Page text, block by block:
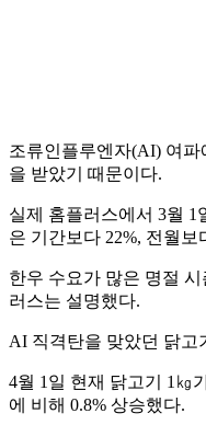
조류인플루엔자(AI) 여
을 받았기 때문이다.
실제 홈플러스에서 3월 1
은 기간보다 22%, 전월보
한우 수요가 많은 명절
러스는 설명했다.
AI 직격탄을 맞았던 닭고
4월 1일 현재 닭고기 1㎏
에 비해 0.8% 상승했다.